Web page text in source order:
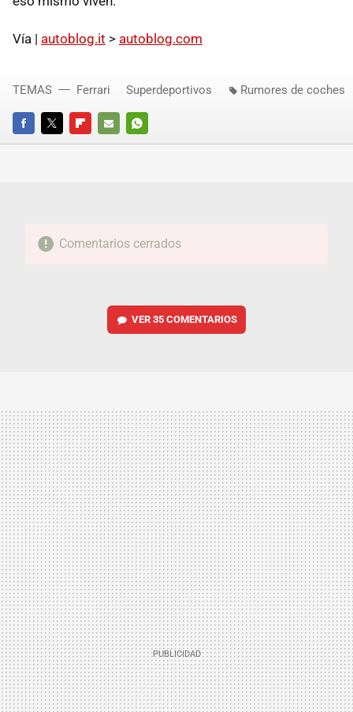
Vía | autoblog.it > autoblog.com
FACEBOOKTWITTERFLIPBOARD
E-
WHATSAPP
TEMAS Ferrari Superdeportivos Rumores de coches
Comentarios cerrados
VER 35 COMENTARIOS